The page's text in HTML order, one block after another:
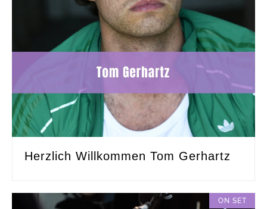
Herzlich Willkommen Tom Gerhartz
ON SET